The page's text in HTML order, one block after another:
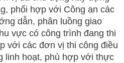
phối hợp với Công an các
dẫn, phân luồng giao
vực có công trình đang thi
với các đơn vị thi công điều
linh hoạt, phù hợp với thực